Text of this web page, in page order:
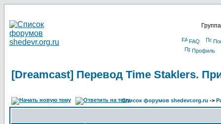
FAQ
Профиль
[Dreamcast] Перевод Time Staklers.
Список форумов shedevr.org.ru ->